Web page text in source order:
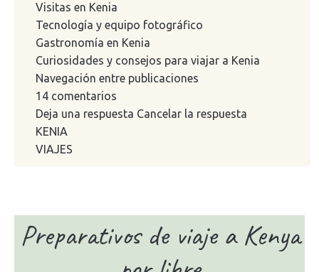
Visitas en Kenia
Tecnología y equipo fotográfico
Gastronomía en Kenia
Curiosidades y consejos para viajar a Kenia
Navegación entre publicaciones
14 comentarios
Deja una respuesta Cancelar la respuesta
KENIA
VIAJES
Preparativos de viaje a Kenya